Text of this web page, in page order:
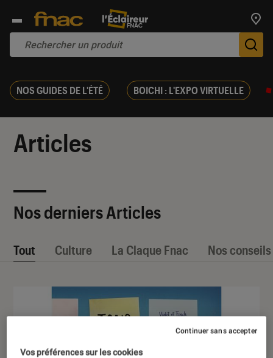
NOS GUIDES DE L'ÉTÉ BOICHI : L'EXPO VIRTUELLE
Articles
Nos derniers Articles
Tout Culture La Claque Fnac Nos conseils
Vos préférences sur les cookies
Continuer sans accepter